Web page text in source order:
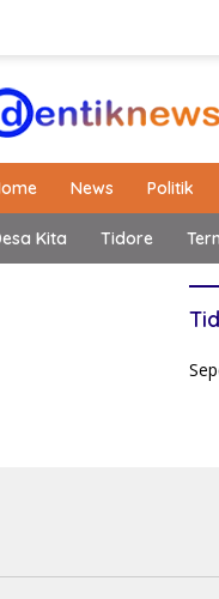
News Politik
Kita Tidore